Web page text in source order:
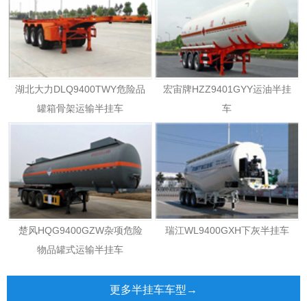
湖北大力DLQ9400TWY危险品
罐箱骨架运输半挂车
宏宙牌HZZ9401GYY运油半挂
车
楚风HQG9400GZW杂项危险
物品罐式运输半挂车
瑞江WL9400GXH下灰半挂车
更多半挂车车型→